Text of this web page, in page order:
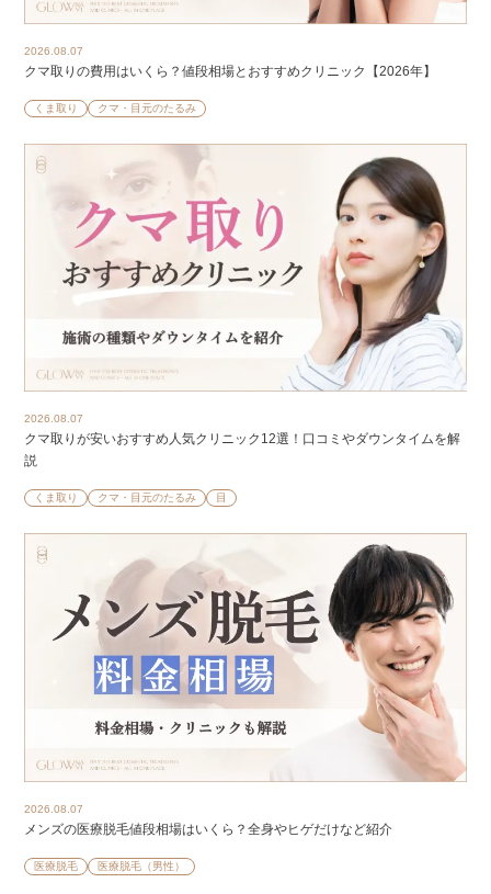
2026.08.07
クマ取りの費用はいくら？値段相場とおすすめクリニック【2026年】
くま取り クマ・目元のたるみ
2026.08.07
クマ取りが安いおすすめ人気クリニック12選！口コミやダウンタイムを解
説
くま取り クマ・目元のたるみ 目
2026.08.07
メンズの医療脱毛値段相場はいくら？全身やヒゲだけなど紹介
医療脱毛 医療脱毛（男性）